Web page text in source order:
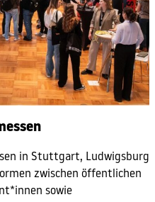
in Stuttgart, Ludwigsburg
zwischen öffentlichen
sowie